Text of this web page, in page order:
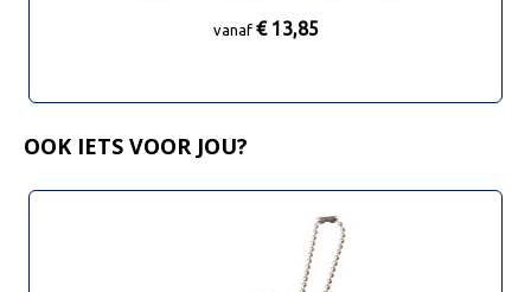
vanaf € 13,85
OOK IETS VOOR JOU?